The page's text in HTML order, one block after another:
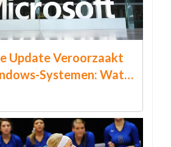
Update Veroorzaakt
Systemen: Wat